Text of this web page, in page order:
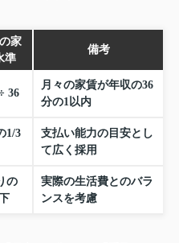
家
準
備考
36
月々の家賃が年収の36
分の1以内
1/3
支払い能力の目安とし
て広く採用
の
実際の生活費とのバラ
ンスを考慮